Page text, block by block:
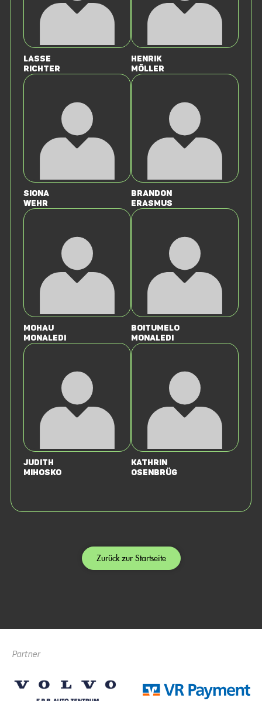
Lasse
Richter
Henrik
Möller
Siona
Wehr
Brandon
Erasmus
Mohau
Monaledi
Boitumelo
Monaledi
Judith
Mihosko
Kathrin
Osenbrüg
Zurück zur Startseite
Partner